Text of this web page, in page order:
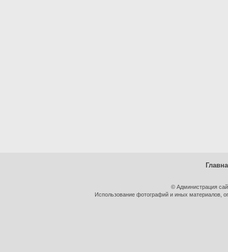
© Администрация
Использование фотографий и иных материалов,